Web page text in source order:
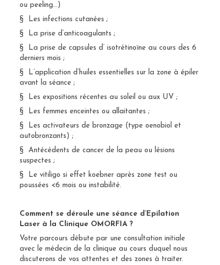
ou peeling…)
§ Les infections cutanées ;
§ La prise d’anticoagulants ;
§ La prise de capsules d’ isotrétinoïne au cours des 6
derniers mois ;
§ L’application d’huiles essentielles sur la zone à épiler
avant la séance ;
§ Les expositions récentes au soleil ou aux UV ;
§ Les femmes enceintes ou allaitantes ;
§ Les activateurs de bronzage (type oenobiol et
autobronzants) ;
§ Antécédents de cancer de la peau ou lésions
suspectes ;
§ Le vitiligo si effet koebner après zone test ou
poussées <6 mois ou instabilité.
Comment se déroule une séance d’Epilation
Laser à la Clinique OMORFIA ?
Votre parcours débute par une consultation initiale
avec le médecin de la clinique au cours duquel nous
discuterons de vos attentes et des zones à traiter.